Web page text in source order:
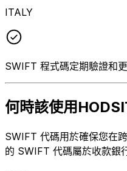
ITALY
SWIFT 程式碼定期驗證和
何時該使用
SWIFT 代碼用於確保您在
的 SWIFT 代碼屬於收款銀